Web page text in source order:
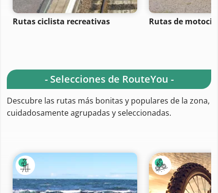
Rutas ciclista recreativas Rutas de
- Selecciones de RouteYou -
Descubre las rutas más bonitas y populares de la zona,
cuidadosamente agrupadas y seleccionadas.